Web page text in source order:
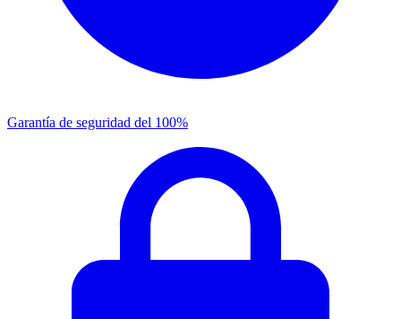
Garantía de seguridad del 100%